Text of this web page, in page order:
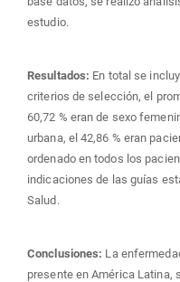
estudio.
Resultados: En total se
criterios de selección, el
60,72 % eran de sexo
urbana, el 42,86 % eran
ordenado en todos los
indicaciones de las guías
Salud.
Conclusiones: La
presente en América Latina,